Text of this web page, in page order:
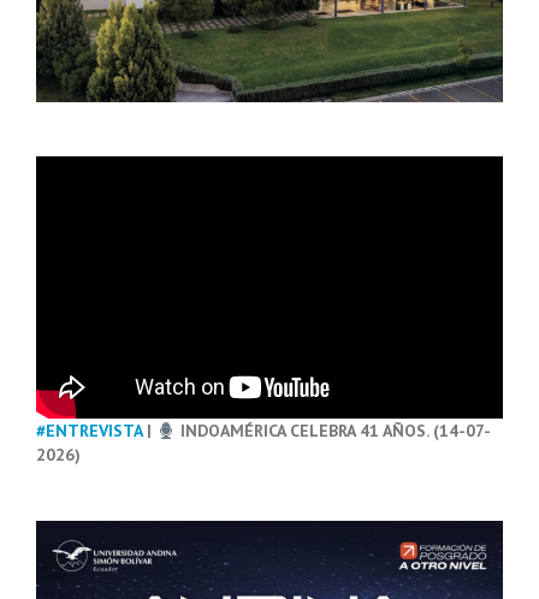
#ENTREVISTA|
INDOAMÉRICA CELEBRA 41 AÑOS. (14-07-
2026)